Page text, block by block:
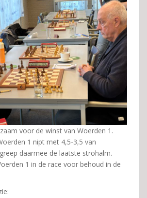
voor de winst van Woerden 1.
1 nipt met 4,5-3,5 van
daarmee de laatste strohalm.
1 in de race voor behoud in de